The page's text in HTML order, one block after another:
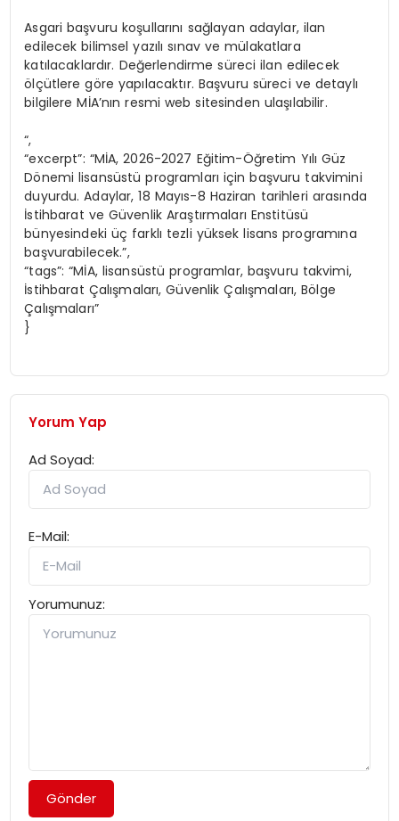
Asgari başvuru koşullarını sağlayan adaylar, ilan
edilecek bilimsel yazılı sınav ve mülakatlara
katılacaklardır. Değerlendirme süreci ilan edilecek
ölçütlere göre yapılacaktır. Başvuru süreci ve detaylı
bilgilere MİA’nın resmi web sitesinden ulaşılabilir.
“,
“excerpt”: “MİA, 2026-2027 Eğitim-Öğretim Yılı Güz
Dönemi lisansüstü programları için başvuru takvimini
duyurdu. Adaylar, 18 Mayıs-8 Haziran tarihleri arasında
İstihbarat ve Güvenlik Araştırmaları Enstitüsü
bünyesindeki üç farklı tezli yüksek lisans programına
başvurabilecek.”,
“tags”: “MİA, lisansüstü programlar, başvuru takvimi,
İstihbarat Çalışmaları, Güvenlik Çalışmaları, Bölge
Çalışmaları”
}
Yorum Yap
Ad Soyad:
E-Mail:
Yorumunuz:
Gönder